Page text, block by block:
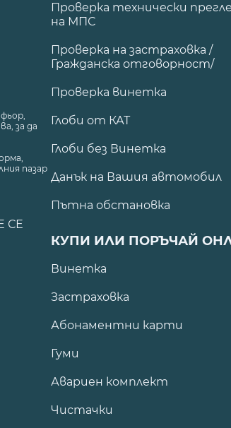
за да
пазар
СЕ
Проверка технически
на МПС
Проверка на застраховка /
Гражданска отговорност/
Проверка винетка
Глоби от КАТ
Глоби без Винетка
Данък на Вашия автомобил
Пътна обстановка
КУПИ ИЛИ ПОРЪЧАЙ
Винетка
Застраховка
Абонаментни карти
Гуми
Авариен комплект
Чистачки